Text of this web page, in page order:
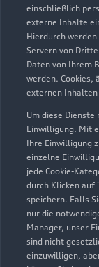
einschließlich
externe Inhalte
Hierdurch
Servern von
Daten von Ihrem
werden. Cookies,
externen Inhalten
Um diese
Einwilligung. Mit
Ihre Einwilligung
einzelne
jede Cookie-
durch Klicken auf
speichern. Falls
nur die
Manager, unser
sind nicht
einzuwilligen,
08161
Verkauf
08:00